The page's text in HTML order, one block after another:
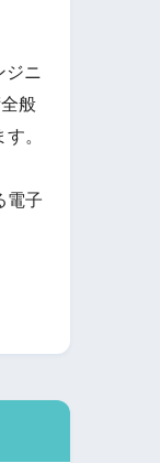
ジニ
般
。
電子